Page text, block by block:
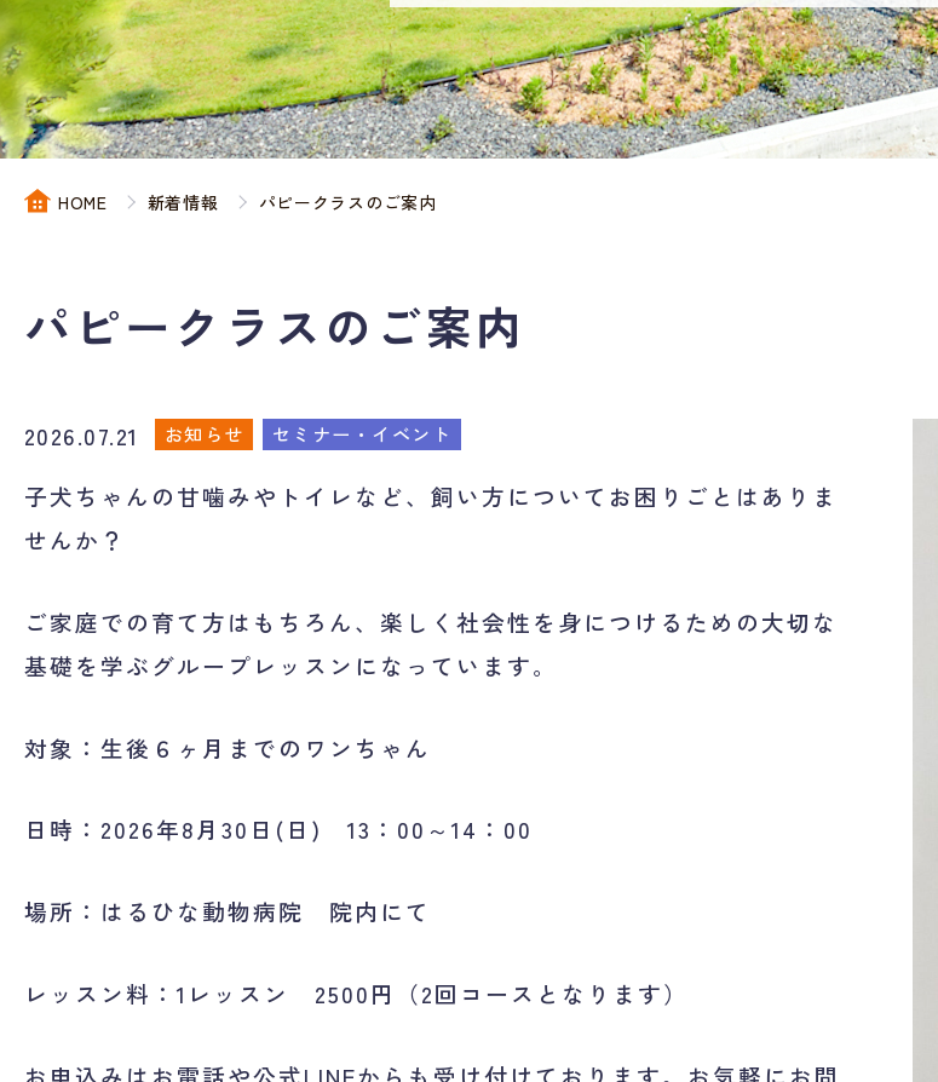
HOME 新着情報 パピークラスのご案内
パピークラスのご案内
2026.07.21 お知らせ セミナー・イベント
子犬ちゃんの甘噛みやトイレなど、飼い方についてお困りごとはありま
せんか？
ご家庭での育て方はもちろん、楽しく社会性を身につけるための大切な
基礎を学ぶグループレッスンになっています。
対象：生後６ヶ月までのワンちゃん
日時：2026年8月30日(日) 13：00～14：00
場所：はるひな動物病院 院内にて
レッスン料：1レッスン 2500円（2回コースとなります）
お申込みはお電話や公式LINEからも受け付けております。お気軽にお問